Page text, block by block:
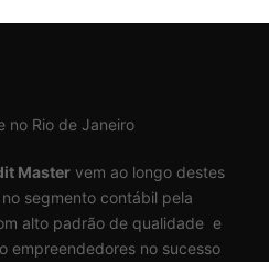
Mastervem ao longo destes
segmento contábil pela
alto padrão de qualidade e
empreendedores no sucesso